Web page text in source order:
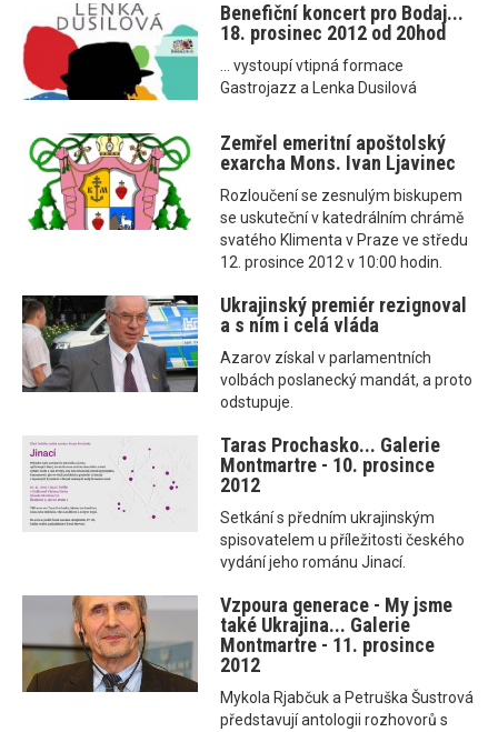
Benefiční koncert pro Bodaj...
18. prosinec 2012 od 20hod
... vystoupí vtipná formace
Gastrojazz a Lenka Dusilová
Zemřel emeritní apoštolský
exarcha Mons. Ivan Ljavinec
Rozloučení se zesnulým biskupem
se uskuteční v katedrálním chrámě
svatého Klimenta v Praze ve středu
12. prosince 2012 v 10:00 hodin.
Ukrajinský premiér rezignoval
a s ním i celá vláda
Azarov získal v parlamentních
volbách poslanecký mandát, a proto
odstupuje.
Taras Prochasko... Galerie
Montmartre - 10. prosince
2012
Setkání s předním ukrajinským
spisovatelem u příležitosti českého
vydání jeho románu Jinací.
Vzpoura generace - My jsme
také Ukrajina... Galerie
Montmartre - 11. prosince
2012
Mykola Rjabčuk a Petruška Šustrová
představují antologii rozhovorů s